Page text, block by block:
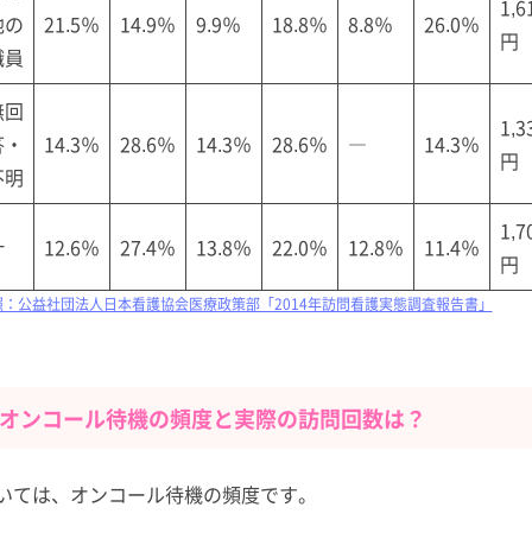
21.5％ 14.9％ 9.9％ 18.8％ 8.8％ 26.0％
円
14.3％ 28.6％ 14.3％ 28.6％ ― 14.3％
円
12.6％ 27.4％ 13.8％ 22.0％ 12.8％ 11.4％
円
公益社団法人日本看護協会医療政策部「2014年訪問看護実態調査報告書」
ンコール待機の頻度と実際の訪問回数は？
ては、オンコール待機の頻度です。